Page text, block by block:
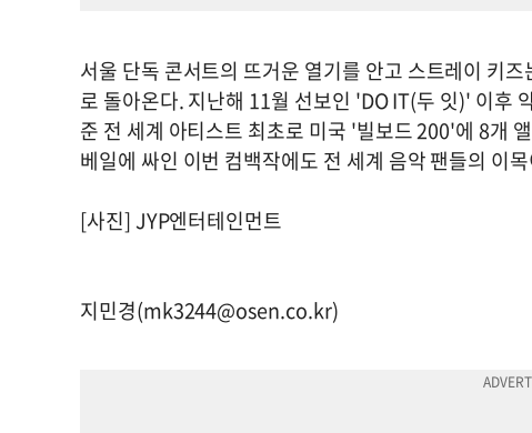
서울 단독 콘서트의 뜨거운 열기를 안고 스트레이 키
로 돌아온다. 지난해 11월 선보인 'DO IT(두 잇)' 이후
준 전 세계 아티스트 최초로 미국 '빌보드 200'에 8개
베일에 싸인 이번 컴백작에도 전 세계 음악 팬들의 이
[사진] JYP엔터테인먼트
지민경(mk3244@osen.co.kr)